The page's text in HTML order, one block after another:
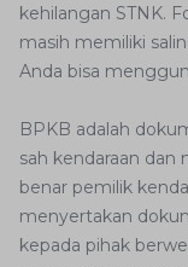
kehilangan STNK.
masih memiliki
Anda bisa
BPKB adalah
sah kendaraan dan
benar pemilik
menyertakan
kepada pihak